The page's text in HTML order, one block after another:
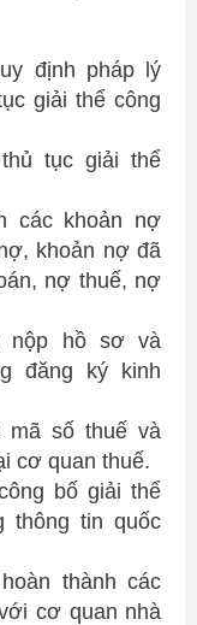
định pháp lý
giải thể công
tục giải thể
các khoản nợ
khoản nợ đã
nợ thuế, nợ
nộp hồ sơ và
đăng ký kinh
mã số thuế và
cơ quan thuế.
bố giải thể
thông tin quốc
thành các
cơ quan nhà